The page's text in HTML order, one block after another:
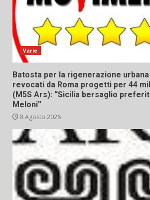
Varie
Batosta per la rigenerazione
revocati da Roma progetti per 44
(M5S Ars): “Sicilia bersaglio
Meloni”
8 Agosto 2026